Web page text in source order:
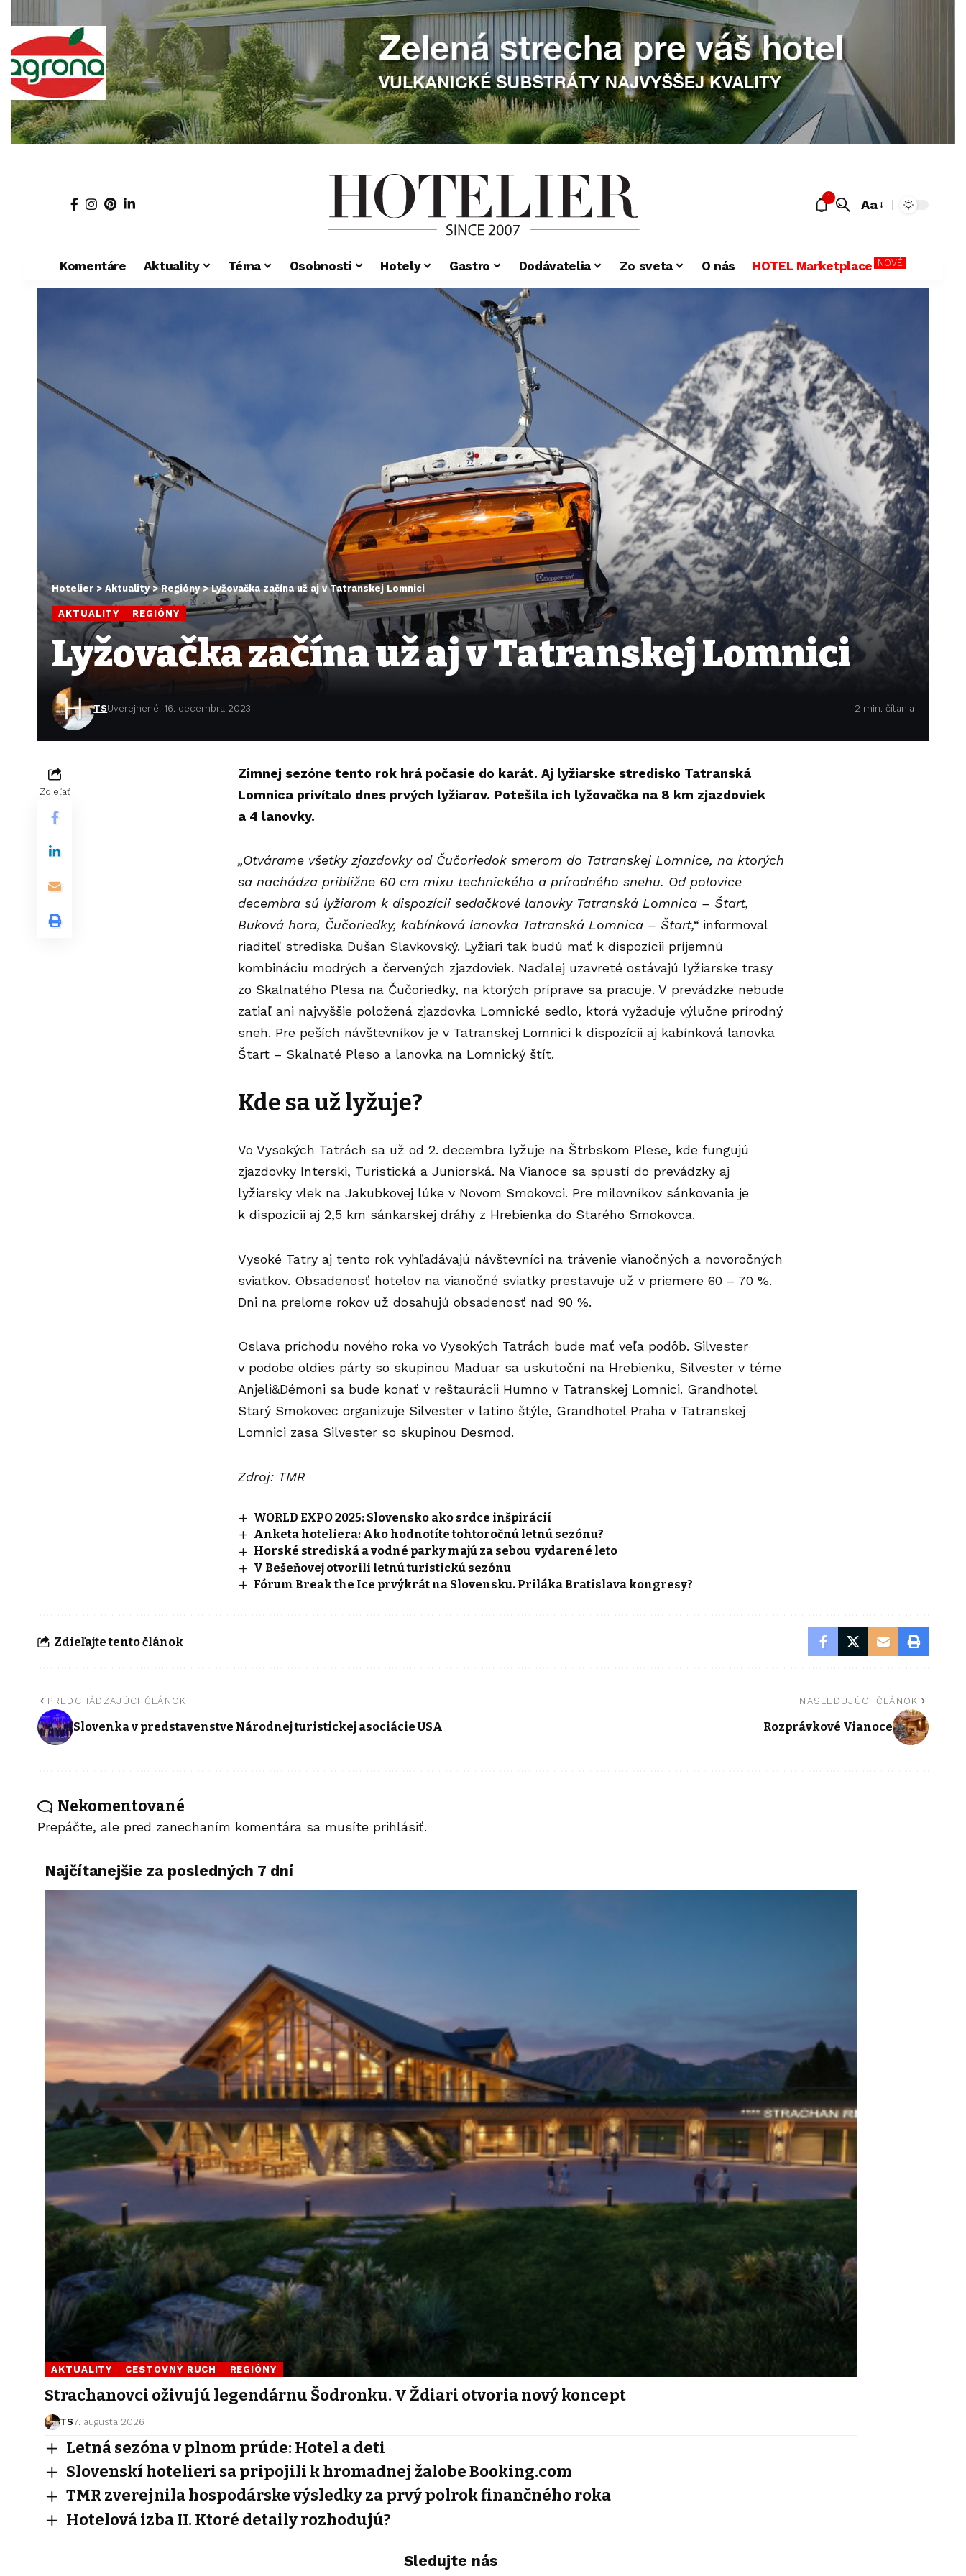
1 Aa
Komentáre Aktuality Téma Osobnosti Hotely Gastro Dodávatelia Zo sveta O nás HOTEL Marketplace NOVÉ
Hotelier > Aktuality>Regióny>Lyžovačka začína už aj v Tatranskej Lomnici
AKTUALITY REGIÓNY
Lyžovačka začína už aj v Tatranskej Lomnici
TSUverejnené: 16. decembra 2023 2 min. čítania
Zdieľať
Zimnej sezóne tento rok hrá počasie do karát. Aj lyžiarske stredisko Tatranská
Lomnica privítalo dnes prvých lyžiarov. Potešila ich lyžovačka na 8 km zjazdoviek
a 4 lanovky.
„Otvárame všetky zjazdovky od Čučoriedok smerom do Tatranskej Lomnice, na ktorých
sa nachádza približne 60 cm mixu technického a prírodného snehu. Od polovice
decembra sú lyžiarom k dispozícii sedačkové lanovky Tatranská Lomnica – Štart,
Buková hora, Čučoriedky, kabínková lanovka Tatranská Lomnica – Štart,“informoval
riaditeľ strediska Dušan Slavkovský. Lyžiari tak budú mať k dispozícii príjemnú
kombináciu modrých a červených zjazdoviek. Naďalej uzavreté ostávajú lyžiarske trasy
zo Skalnatého Plesa na Čučoriedky, na ktorých príprave sa pracuje. V prevádzke nebude
zatiaľ ani najvyššie položená zjazdovka Lomnické sedlo, ktorá vyžaduje výlučne prírodný
sneh. Pre peších návštevníkov je v Tatranskej Lomnici k dispozícii aj kabínková lanovka
Štart – Skalnaté Pleso a lanovka na Lomnický štít.
Kde sa už lyžuje?
Vo Vysokých Tatrách sa už od 2. decembra lyžuje na Štrbskom Plese, kde fungujú
zjazdovky Interski, Turistická a Juniorská. Na Vianoce sa spustí do prevádzky aj
lyžiarsky vlek na Jakubkovej lúke v Novom Smokovci. Pre milovníkov sánkovania je
k dispozícii aj 2,5 km sánkarskej dráhy z Hrebienka do Starého Smokovca.
Vysoké Tatry aj tento rok vyhľadávajú návštevníci na trávenie vianočných a novoročných
sviatkov. Obsadenosť hotelov na vianočné sviatky prestavuje už v priemere 60 – 70 %.
Dni na prelome rokov už dosahujú obsadenosť nad 90 %.
Oslava príchodu nového roka vo Vysokých Tatrách bude mať veľa podôb. Silvester
v podobe oldies párty so skupinou Maduar sa uskutoční na Hrebienku, Silvester v téme
Anjeli&Démoni sa bude konať v reštaurácii Humno v Tatranskej Lomnici. Grandhotel
Starý Smokovec organizuje Silvester v latino štýle, Grandhotel Praha v Tatranskej
Lomnici zasa Silvester so skupinou Desmod.
Zdroj: TMR
WORLD EXPO 2025: Slovensko ako srdce inšpirácií
Anketa hoteliera: Ako hodnotíte tohtoročnú letnú sezónu?
Horské strediská a vodné parky majú za sebou vydarené leto
V Bešeňovej otvorili letnú turistickú sezónu
Fórum Break the Ice prvýkrát na Slovensku. Priláka Bratislava kongresy?
Zdieľajte tento článok
PREDCHÁDZAJÚCI ČLÁNOK
Slovenka v predstavenstve Národnej turistickej asociácie USA
NASLEDUJÚCI ČLÁNOK
Rozprávkové Vianoce
Nekomentované
Prepáčte, ale pred zanechaním komentára sa musíte prihlásiť.
Najčítanejšie za posledných 7 dní
AKTUALITY CESTOVNÝ RUCH REGIÓNY
Strachanovci oživujú legendárnu Šodronku. V Ždiari otvoria nový koncept
TS7. augusta 2026
Letná sezóna v plnom prúde: Hotel a deti
Slovenskí hotelieri sa pripojili k hromadnej žalobe Booking.com
TMR zverejnila hospodárske výsledky za prvý polrok finančného roka
Hotelová izba II. Ktoré detaily rozhodujú?
Sledujte nás